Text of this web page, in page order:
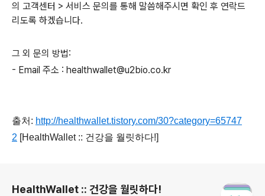
의 고객센터 > 서비스 문의를 통해 말씀해주시면 확인 후 연락드
리도록 하겠습니다.
그 외 문의 방법:
- Email 주소 : healthwallet@u2bio.co.kr
출처: http://healthwallet.tistory.com/30?category=65747
2 [HealthWallet :: 건강을 월릿하다!]
HealthWallet :: 건강을 월릿하다!